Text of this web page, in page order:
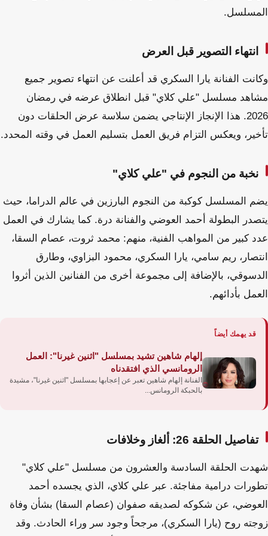
المسلسل.
انتهاء التصوير قبل العرض
وكانت الفنانة يارا السكري قد أعلنت عن انتهاء تصوير جميع
مشاهد مسلسل "علي كلاي" قبل انطلاق عرضه في رمضان
2026. هذا الإنجاز الإنتاجي يضمن سلاسة عرض الحلقات دون
تأخير، ويعكس التزام فريق العمل بتسليم العمل في وقته المحدد.
نخبة من النجوم في "علي كلاي"
يضم المسلسل كوكبة من النجوم البارزين في عالم الدراما، حيث
يتصدر البطولة أحمد العوضي والفنانة درة. كما يشارك في العمل
عدد كبير من المواهب الفنية، منهم: محمد ثروت، عصام السقا،
انتصار، ريم سامي، يارا السكري، محمود البزاوي، وطارق
الدسوقي، بالإضافة إلى مجموعة أخرى من الفنانين الذين أثروا
العمل بأدائهم.
قد يهمك أيضاً
إلهام شاهين تشيد بمسلسل "اثنين غيرنا": العمل
الرومانسي الذي افتقدناه
الفنانة إلهام شاهين تعبر عن إعجابها بمسلسل "اثنين غيرنا"، مشيدة
بالحبكة الرومانس...
تفاصيل الحلقة 26: ألغاز وخلافات
شهدت الحلقة السادسة والعشرون من مسلسل "علي كلاي"
تطورات درامية مفاجئة. عبر علي كلاي، الذي يجسده أحمد
العوضي، عن شكوكه لصديقه صفوان (عصام السقا) بشأن وفاة
زوجته روح (يارا السكري)، مرجحاً وجود سر وراء الحادث. وقد